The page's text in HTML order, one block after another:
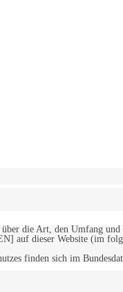
die Art, den Umfang
auf dieser Website (im
finden sich im